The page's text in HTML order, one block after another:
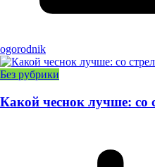
ogorodnik
Без рубрики
Какой чеснок лучше: со